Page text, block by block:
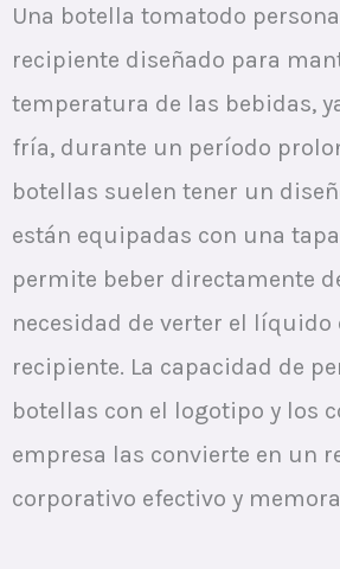
Una botella tomatodo
recipiente diseñado para
temperatura de las bebidas,
fría, durante un período
botellas suelen tener un
están equipadas con una
permite beber directamente
necesidad de verter el líquido
recipiente. La capacidad de
botellas con el logotipo y los
empresa las convierte en un
corporativo efectivo y